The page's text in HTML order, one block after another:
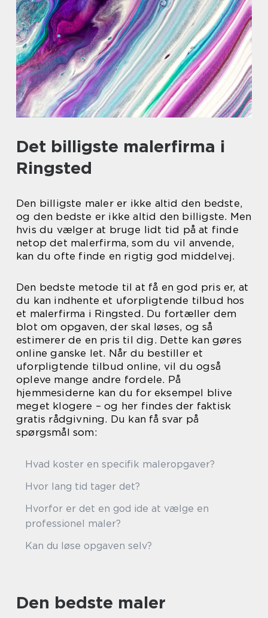
Det billigste malerfirma i
Ringsted
Den billigste maler er ikke altid den bedste,
og den bedste er ikke altid den billigste. Men
hvis du vælger at bruge lidt tid på at finde
netop det malerfirma, som du vil anvende,
kan du ofte finde en rigtig god middelvej.
Den bedste metode til at få en god pris er, at
du kan indhente et uforpligtende tilbud hos
et malerfirma i Ringsted. Du fortæller dem
blot om opgaven, der skal løses, og så
estimerer de en pris til dig. Dette kan gøres
online ganske let. Når du bestiller et
uforpligtende tilbud online, vil du også
opleve mange andre fordele. På
hjemmesiderne kan du for eksempel blive
meget klogere – og her findes der faktisk
gratis rådgivning. Du kan få svar på
spørgsmål som:
Hvad koster en specifik maleropgaver?
Hvor lang tid tager det?
Hvorfor er det en god ide at vælge en
professionel maler?
Kan du løse opgaven selv?
Den bedste maler